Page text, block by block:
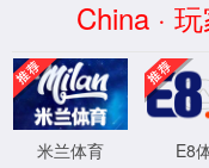
正在查询中，